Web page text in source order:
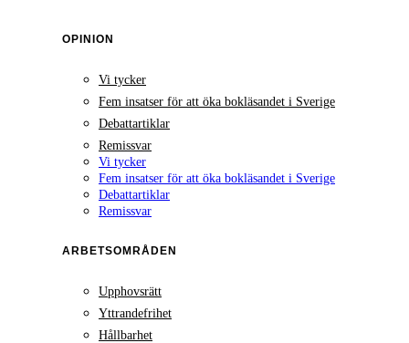
OPINION
Vi tycker
Fem insatser för att öka bokläsandet i Sverige
Debattartiklar
Remissvar
Vi tycker
Fem insatser för att öka bokläsandet i Sverige
Debattartiklar
Remissvar
ARBETSOMRÅDEN
Upphovsrätt
Yttrandefrihet
Hållbarhet